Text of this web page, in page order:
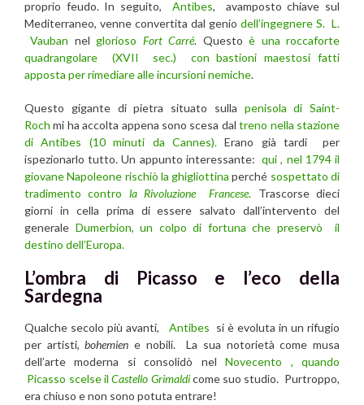
proprio feudo. In seguito, Antibes, avamposto chiave sul
Mediterraneo, venne convertita dal genio dell’ingegnere S. L.
Vauban nelglorioso Fort Carré. Questoè una roccaforte
quadrangolare (XVII sec.) con bastioni maestosi fatti
apposta per rimediare alle incursioni nemiche.
Questo gigante di pietra situato sulla penisola di Saint-
Roch mi ha accolta appena sono scesa daltreno nella stazione
di Antibes (10 minuti da Cannes). Erano già tardi per
ispezionarlo tutto. Un appunto interessante:qui , nel 1794 il
giovane Napoleone rischiò la ghigliottina perché sospettato di
tradimento contro la Rivoluzione Francese. Trascorse dieci
giorni in cella prima di essere salvato dall’intervento del
generale Dumerbion, un colpo di fortuna che preservò il
destino dell’Europa.
L’ombra di Picasso e l’eco della
Sardegna
Qualche secolo più avanti, Antibes si è evoluta in un rifugio
per artisti,bohemiene nobili. La sua notorietà come musa
dell’arte moderna si consolidò nelNovecento , quando
Picasso scelse ilCastello Grimaldicome suo studio. Purtroppo,
era chiuso e non sono potuta entrare!